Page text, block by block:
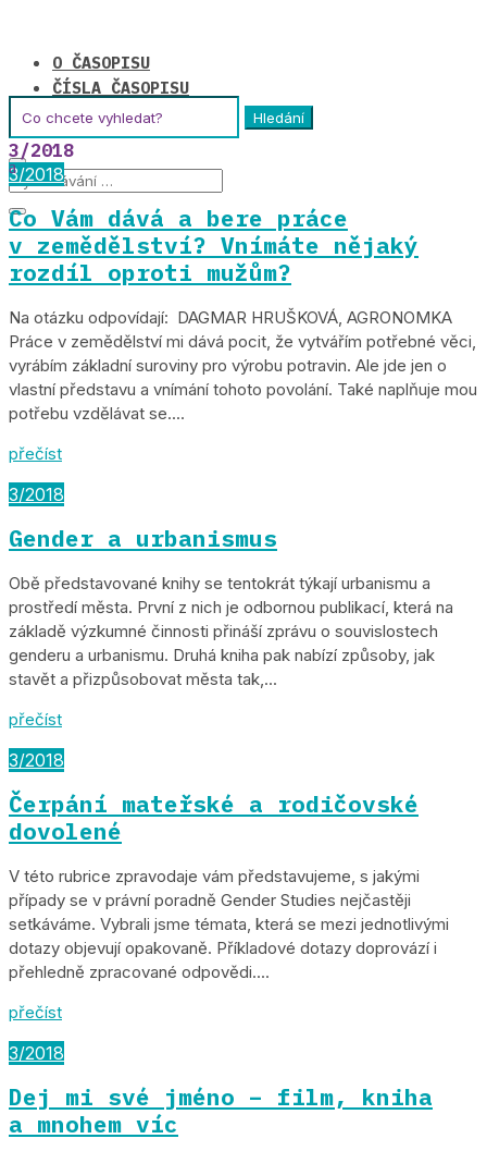
O ČASOPISU
ČÍSLA ČASOPISU
TIRÁŽ
3/2018
3/2018
Co Vám dává a bere práce
v zemědělství? Vnímáte nějaký
rozdíl oproti mužům?
Na otázku odpovídají: DAGMAR HRUŠKOVÁ, AGRONOMKA
Práce v zemědělství mi dává pocit, že vytvářím potřebné věci,
vyrábím základní suroviny pro výrobu potravin. Ale jde jen o
vlastní představu a vnímání tohoto povolání. Také naplňuje mou
potřebu vzdělávat se....
přečíst
3/2018
Gender a urbanismus
Obě představované knihy se tentokrát týkají urbanismu a
prostředí města. První z nich je odbornou publikací, která na
základě výzkumné činnosti přináší zprávu o souvislostech
genderu a urbanismu. Druhá kniha pak nabízí způsoby, jak
stavět a přizpůsobovat města tak,...
přečíst
3/2018
Čerpání mateřské a rodičovské
dovolené
V této rubrice zpravodaje vám představujeme, s jakými
případy se v právní poradně Gender Studies nejčastěji
setkáváme. Vybrali jsme témata, která se mezi jednotlivými
dotazy objevují opakovaně. Příkladové dotazy doprovází i
přehledně zpracované odpovědi....
přečíst
3/2018
Dej mi své jméno – film, kniha
a mnohem víc